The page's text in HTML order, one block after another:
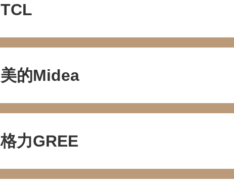
TCL
美的Midea
格力GREE